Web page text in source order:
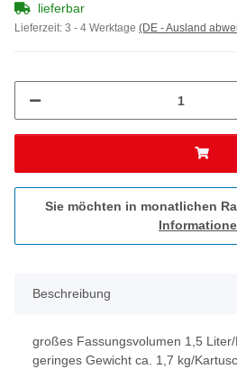
lieferbar
Lieferzeit: 3 - 4 Werktage (DE - Ausland
Sie möchten in monatlichen
Beschreibung
großes Fassungsvolumen 1,5
geringes Gewicht ca. 1,7 kg/